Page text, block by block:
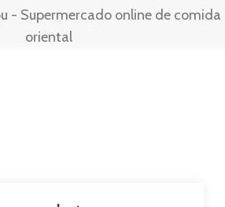
- Supermercado online de comida
oriental